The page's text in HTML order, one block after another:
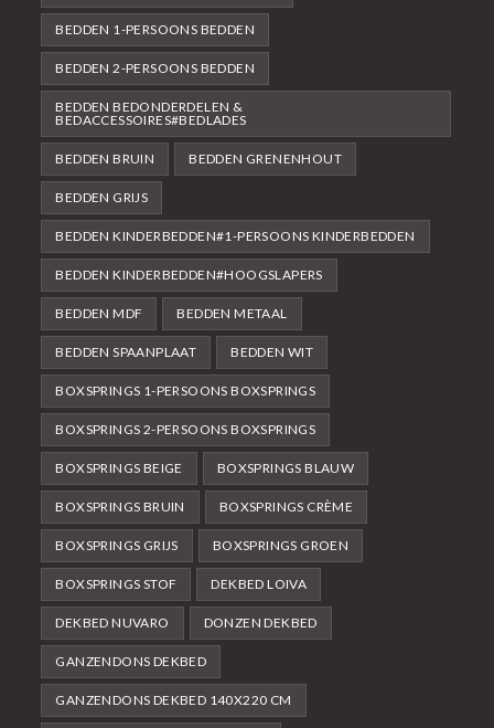
BEDDEN 1-PERSOONS BEDDEN
BEDDEN 2-PERSOONS BEDDEN
BEDDEN BEDONDERDELEN &
BEDACCESSOIRES#BEDLADES
BEDDEN BRUIN BEDDEN GRENENHOUT
BEDDEN GRIJS
BEDDEN KINDERBEDDEN#1-PERSOONS KINDERBEDDEN
BEDDEN KINDERBEDDEN#HOOGSLAPERS
BEDDEN MDF BEDDEN METAAL
BEDDEN SPAANPLAAT BEDDEN WIT
BOXSPRINGS 1-PERSOONS BOXSPRINGS
BOXSPRINGS 2-PERSOONS BOXSPRINGS
BOXSPRINGS BEIGE BOXSPRINGS BLAUW
BOXSPRINGS BRUIN BOXSPRINGS CRÈME
BOXSPRINGS GRIJS BOXSPRINGS GROEN
BOXSPRINGS STOF DEKBED LOIVA
DEKBED NUVARO DONZEN DEKBED
GANZENDONS DEKBED
GANZENDONS DEKBED 140X220 CM